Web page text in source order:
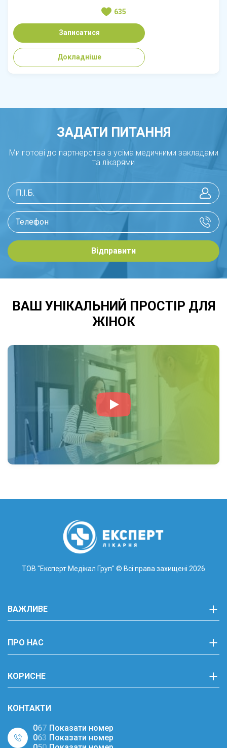
635
Записатися
Докладніше
ЗАДАТИ ПИТАННЯ
Ми готові до партнерства з усіма медичними закладами
та лікарями
Відправити
ВАШ УНІКАЛЬНИЙ ПРОСТІР ДЛЯ
ЖІНОК
ТОВ "Експерт Медікал Груп" © Всі права захищені 2026
ВАЖЛИВЕ
ПРО НАС
КОРИСНЕ
КОНТАКТИ
067 Показати номер
063 Показати номер